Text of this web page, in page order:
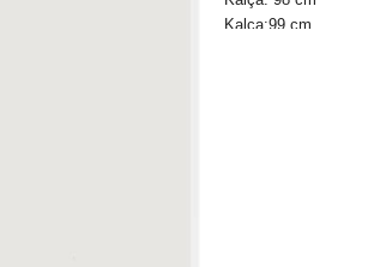
Kalça:99 cm